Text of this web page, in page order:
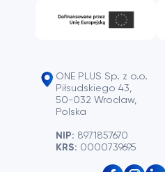
ONE PLUS Sp. z o.o.
Piłsudskiego 43,
50-032 Wrocław,
Polska
NIP: 8971857670
KRS: 0000739695